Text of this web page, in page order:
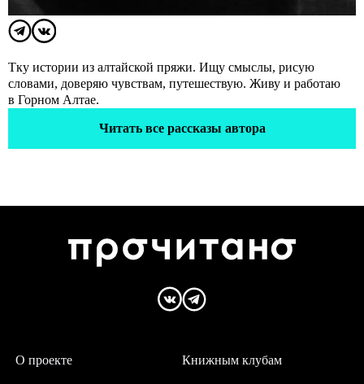
Тку истории из алтайской пряжи. Ищу смыслы, рисую
словами, доверяю чувствам, путешествую. Живу и работаю
в Горном Алтае.
Читать все рассказы автора
О проекте Книжным клубам